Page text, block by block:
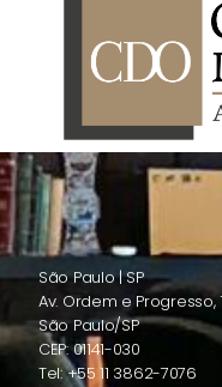
São Paulo | SP
Av. Ordem e Progresso,
São Paulo/SP
CEP: 01141-030
Tel: +55 11 3862-7076